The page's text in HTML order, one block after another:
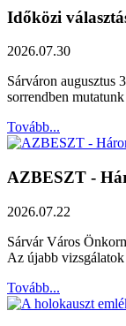
Időközi
2026.07.30
Sárváron augusztus
sorrendben mutatunk
Tovább...
AZBESZT -
2026.07.22
Sárvár Város
Az újabb
Tovább...